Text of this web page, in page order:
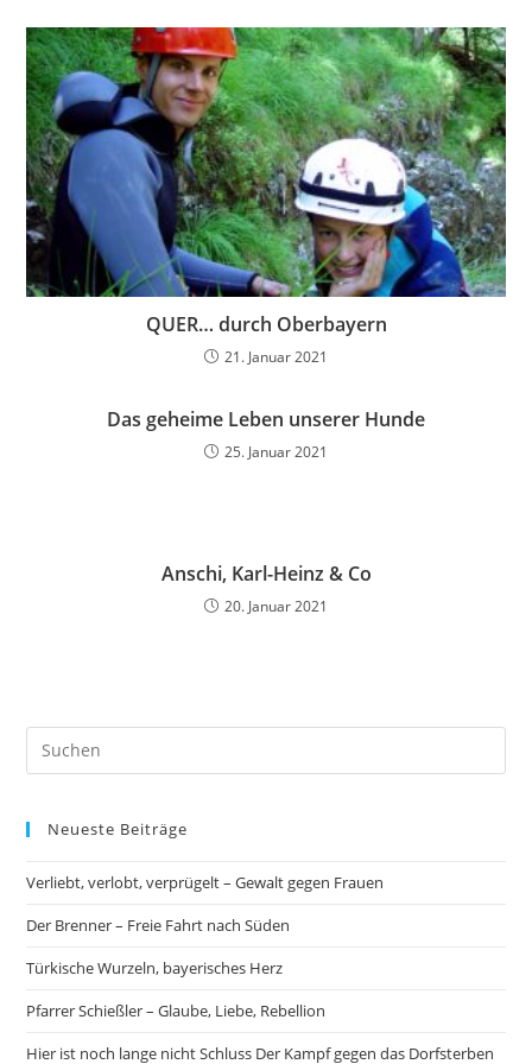
QUER… durch Oberbayern
21. Januar 2021
Das geheime Leben unserer Hunde
25. Januar 2021
Anschi, Karl-Heinz & Co
20. Januar 2021
Neueste Beiträge
Verliebt, verlobt, verprügelt – Gewalt gegen Frauen
Der Brenner – Freie Fahrt nach Süden
Türkische Wurzeln, bayerisches Herz
Pfarrer Schießler – Glaube, Liebe, Rebellion
Hier ist noch lange nicht Schluss Der Kampf gegen das Dorfsterben